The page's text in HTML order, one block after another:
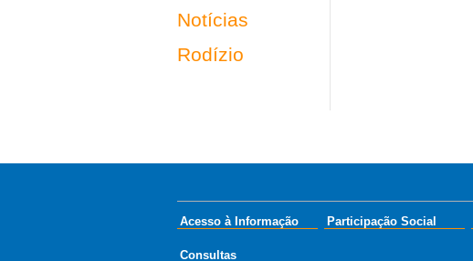
Notícias
Rodízio
Acesso à Informação Participação Social
Consultas